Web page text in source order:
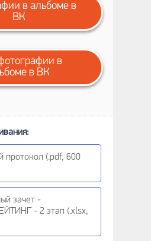
в альбоме в
ВК
в
в ВК
протокол (.pdf, 600
зачет -
- 2 этап (.xlsx,